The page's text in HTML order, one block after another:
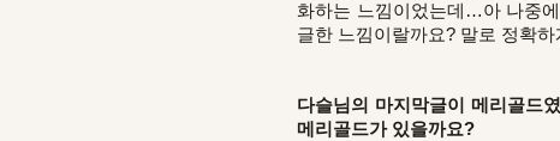
화하는 느낌이었는데…아 나중
글한 느낌이랄까요? 말로 정확
다슬님의 마지막글이 메리골드
메리골드가 있을까요?